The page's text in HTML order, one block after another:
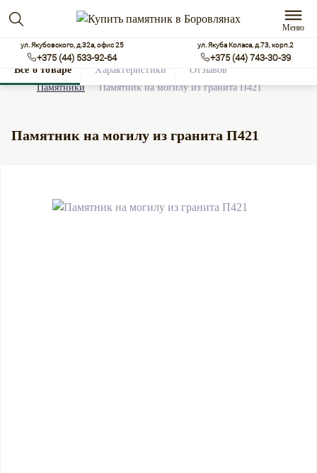
Меню
ул. Якубовского, д.32а, офис 25
+375 (44) 533-92-64
ул. Якуба Коласа, д.73, корп.2
+375 (44) 743-30-39
Памятники Памятник на могилу из гранита П421
Памятник на могилу из гранита П421
Все о товаре Характеристики Отзывов